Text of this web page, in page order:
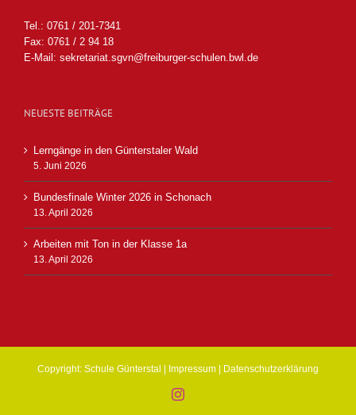
Tel.: 0761 / 201-7341
Fax: 0761 / 2 94 18
E-Mail: sekretariat.sgvn@freiburger-schulen.bwl.de
NEUESTE BEITRÄGE
Lerngänge in den Günterstaler Wald
5. Juni 2026
Bundesfinale Winter 2026 in Schonach
13. April 2026
Arbeiten mit Ton in der Klasse 1a
13. April 2026
Copyright: Schule Günterstal | Impressum Datenschutzerklärung
Instagram